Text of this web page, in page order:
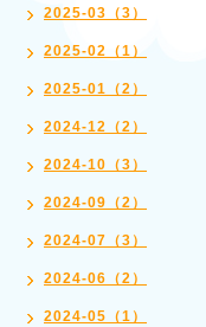
2025-03（3）
2025-02（1）
2025-01（2）
2024-12（2）
2024-10（3）
2024-09（2）
2024-07（3）
2024-06（2）
2024-05（1）